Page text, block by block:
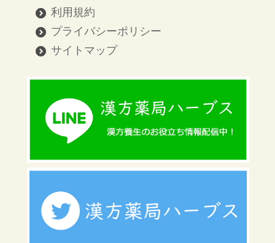
利用規約
プライバシーポリシー
サイトマップ